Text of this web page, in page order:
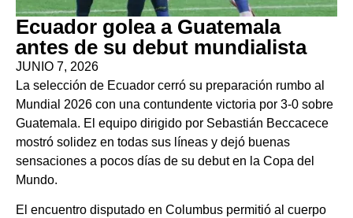
Ecuador golea a Guatemala
antes de su debut mundialista
JUNIO 7, 2026
La selección de Ecuador cerró su preparación rumbo al
Mundial 2026 con una contundente victoria por 3-0 sobre
Guatemala. El equipo dirigido por Sebastián Beccacece
mostró solidez en todas sus líneas y dejó buenas
sensaciones a pocos días de su debut en la Copa del
Mundo.
El encuentro disputado en Columbus permitió al cuerpo